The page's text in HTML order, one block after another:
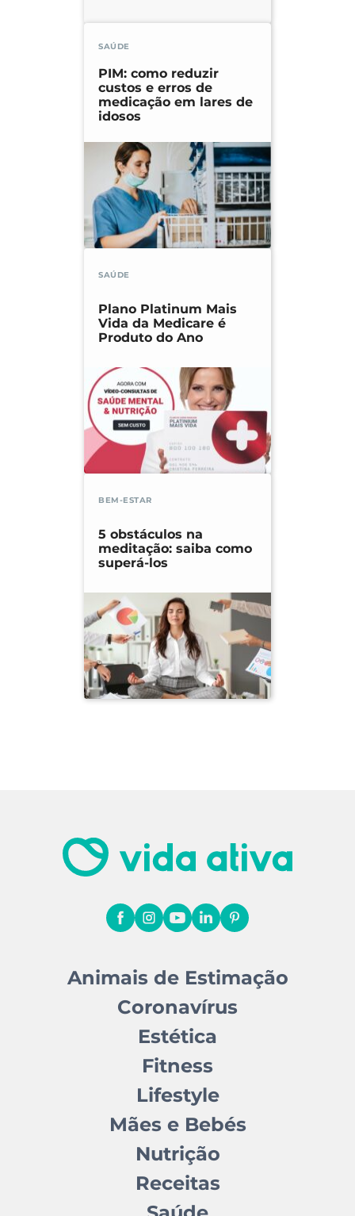
SAÚDE
PIM: como reduzir
custos e erros de
medicação em lares de
idosos
SAÚDE
Plano Platinum Mais
Vida da Medicare é
Produto do Ano
BEM-ESTAR
5 obstáculos na
meditação: saiba como
superá-los
Animais de Estimação
Coronavírus
Estética
Fitness
Lifestyle
Mães e Bebés
Nutrição
Receitas